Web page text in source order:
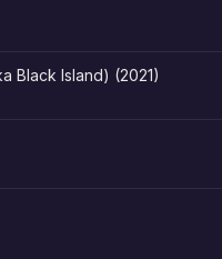
Black Island) (2021)